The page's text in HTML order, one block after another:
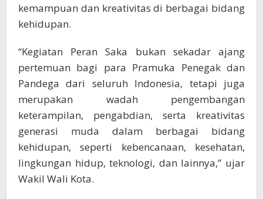
kemampuan dan kreativitas di berbagai bidang
kehidupan.
“Kegiatan Peran Saka bukan sekadar ajang
pertemuan bagi para Pramuka Penegak dan
Pandega dari seluruh Indonesia, tetapi juga
merupakan wadah pengembangan
keterampilan, pengabdian, serta kreativitas
generasi muda dalam berbagai bidang
kehidupan, seperti kebencanaan, kesehatan,
lingkungan hidup, teknologi, dan lainnya,” ujar
Wakil Wali Kota.